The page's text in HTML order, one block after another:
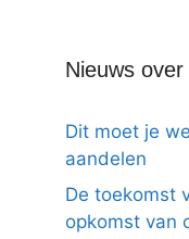
Nieuws
Dit moet je
aandelen
De toekomst
opkomst van